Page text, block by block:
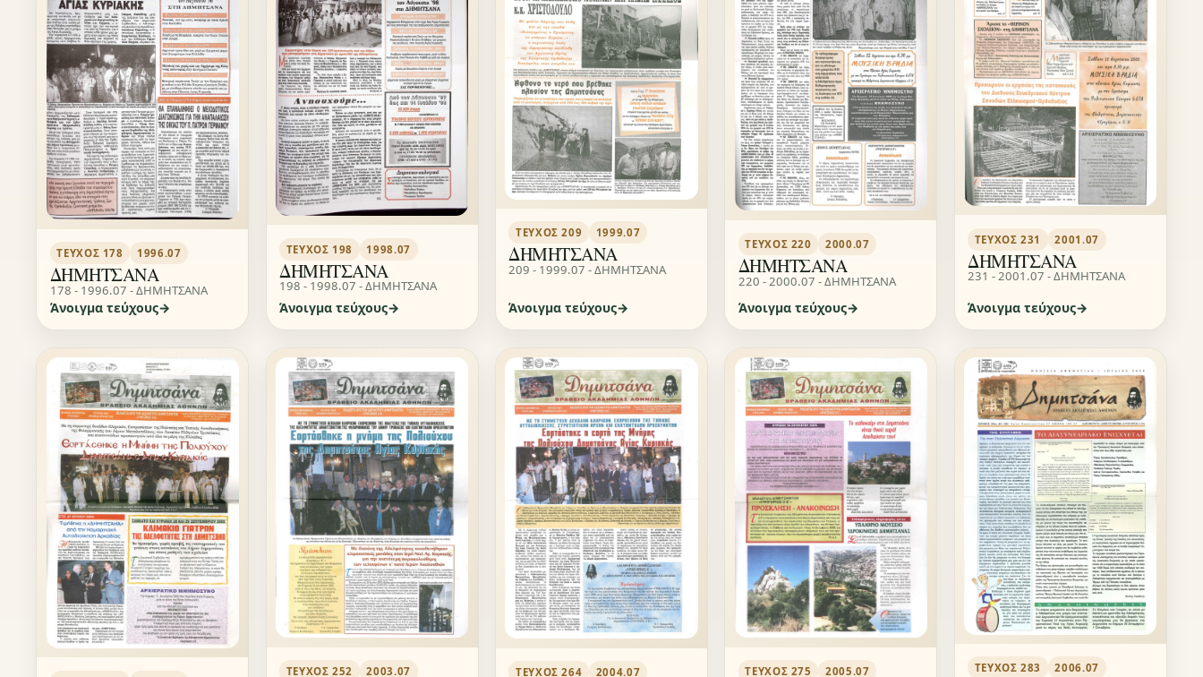
ΤΕΎΧΟΣ 178 1996.07
ΔΗΜΗΤΣΑΝΑ
178 - 1996.07 - ΔΗΜΗΤΣΑΝΑ
Άνοιγμα τεύχους
ΤΕΎΧΟΣ 198 1998.07
ΔΗΜΗΤΣΑΝΑ
198 - 1998.07 - ΔΗΜΗΤΣΑΝΑ
Άνοιγμα τεύχους
ΤΕΎΧΟΣ 209 1999.07
ΔΗΜΗΤΣΑΝΑ
209 - 1999.07 - ΔΗΜΗΤΣΑΝΑ
Άνοιγμα τεύχους
ΤΕΎΧΟΣ 220 2000.07
ΔΗΜΗΤΣΑΝΑ
220 - 2000.07 - ΔΗΜΗΤΣΑΝΑ
Άνοιγμα τεύχους
ΤΕΎΧΟΣ 231 2001.07
ΔΗΜΗΤΣΑΝΑ
231 - 2001.07 - ΔΗΜΗΤΣΑΝΑ
Άνοιγμα τεύχους
ΤΕΎΧΟΣ 252 2003.07 ΤΕΎΧΟΣ 264 2004.07 ΤΕΎΧΟΣ 275 2005.07 ΤΕΎΧΟΣ 283 2006.07